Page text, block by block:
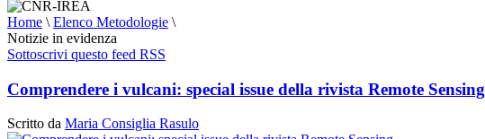
Home \ Elenco Metodologie \
Notizie in evidenza
Sottoscrivi questo feed RSS
Comprendere i vulcani: special issue della rivista Remote Sensing
Scritto da Maria Consiglia Rasulo